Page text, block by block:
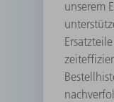
unserem